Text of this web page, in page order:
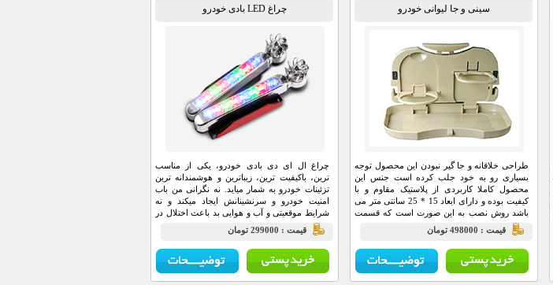
سینی و جا لیوانی خودرو
طراحی خلاقانه و جا گیر نبودن این محصول توجه
بسیاری رو به خود جلب کرده است جنس این
محصول کاملا کاربردی از پلاستیک مقاوم و با
کیفیت بوده و دارای ابعاد 15 * 25 سانتی متر می
باشد روش نصب به این صورت است که قسمت
پشت این جا لیوانی دارای دو بست نگهدارنده می
باشد که به میله بالشتک صندلی جلو متصل می
شود
قيمت : 498000 تومان
چراغ LED بادی خودرو
چراغ ال ای دی بادی خودرو، یکی از مناسب
ترین، باکیفیت ترین، زیباترین و هوشمندانه ترین
تزئینات خودرو به شمار میاید. نه نگرانی من باب
امنیت خودرو و سرنشینانش ایجاد میکند و نه
شرایط موقعیتی و آب و هوایی بد باعث اختلال در
کار کرد آن میشود.
قيمت : 299000 تومان